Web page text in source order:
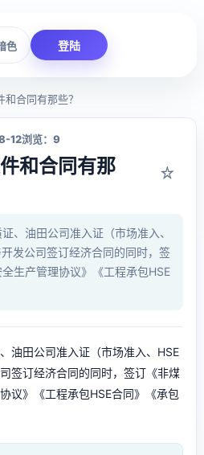
色 登陆
合同有那些？
12浏览：9
和合同有那
☆
、油田公司准入证（市场准入、
发公司签订经济合同的同时，签
生产管理协议》《工程承包HSE
油田公司准入证（市场准入、HSE
签订经济合同的同时，签订《非煤
议》《工程承包HSE合同》《承包